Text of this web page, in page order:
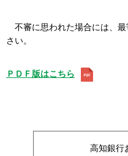
不審に思われた場合には、
さい。
ＰＤＦ版はこちら
高知銀行